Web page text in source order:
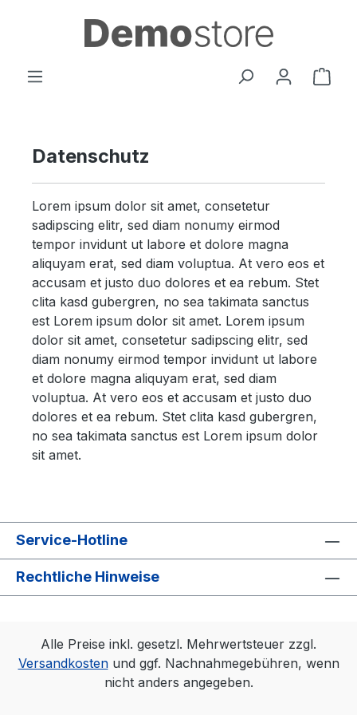
Zum Hauptinhalt springen
Datenschutz
Lorem ipsum dolor sit amet, consetetur
sadipscing elitr, sed diam nonumy eirmod
tempor invidunt ut labore et dolore magna
aliquyam erat, sed diam voluptua. At vero eos et
accusam et justo duo dolores et ea rebum. Stet
clita kasd gubergren, no sea takimata sanctus
est Lorem ipsum dolor sit amet. Lorem ipsum
dolor sit amet, consetetur sadipscing elitr, sed
diam nonumy eirmod tempor invidunt ut labore
et dolore magna aliquyam erat, sed diam
voluptua. At vero eos et accusam et justo duo
dolores et ea rebum. Stet clita kasd gubergren,
no sea takimata sanctus est Lorem ipsum dolor
sit amet.
Service-Hotline
Rechtliche Hinweise
Alle Preise inkl. gesetzl. Mehrwertsteuer zzgl.
Versandkostenund ggf. Nachnahmegebühren, wenn
nicht anders angegeben.